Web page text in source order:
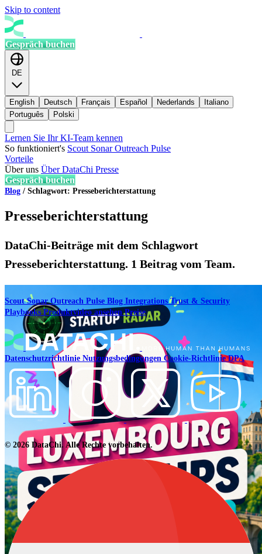
Skip to content
Gespräch buchen
DE
English Deutsch Français Español Nederlands
Italiano
Português
Polski
Lernen Sie Ihr KI-Team kennen
So funktioniert's Scout SonarOutreach Pulse
Vorteile
Über uns Über DataChi Presse
Gespräch buchen
Blog / Schlagwort: Presseberichterstattung
Presseberichterstattung
DataChi-Beiträge mit dem Schlagwort
Presseberichterstattung. 1 Beitrag vom Team.
ScoutSonarOutreach Pulse Blog IntegrationsTrust & Security
PlaybooksProduktvideo ansehenPreise
Datenschutzrichtlinie Nutzungsbedingungen Cookie-RichtlinieDPA
© 2026 DataChi. Alle Rechte vorbehalten.